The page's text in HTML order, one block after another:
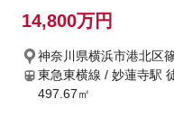
14,800万円
神奈川県横浜市港北区
東急東横線 / 妙蓮寺駅
497.67㎡